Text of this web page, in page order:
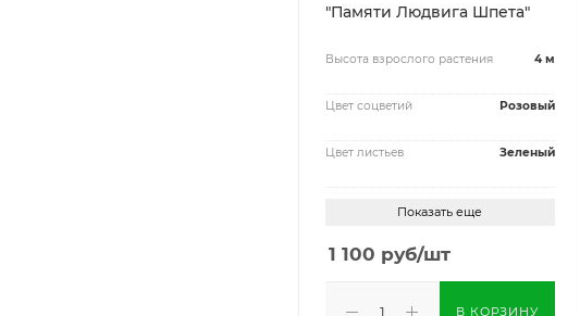
"Памяти Людвига Шпета"
Высота взрослого растения 4 м
Цвет соцветий Розовый
Цвет листьев Зеленый
Показать еще
1 100 руб/шт
В КОРЗИНУ